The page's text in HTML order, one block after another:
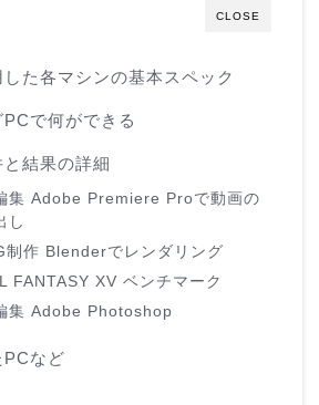
CLOSE
た各マシンの基本スペック
で何ができる
結果の詳細
集 Adobe Premiere Proで動画の
し
制作 Blenderでレンダリング
FANTASY XV ベンチマーク
集 Adobe Photoshop
PCなど